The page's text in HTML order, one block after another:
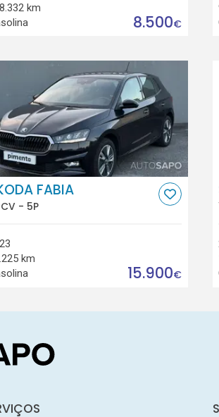
km
8.500€
FABIA
- 5P
km
15.900€